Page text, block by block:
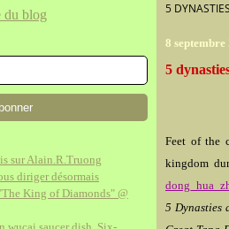
du blog
sur Alain.R.Truong
diriger désormais
King of Diamonds" @
5
8 septembre
5
Feet of the
kingdom
5 Dynasties